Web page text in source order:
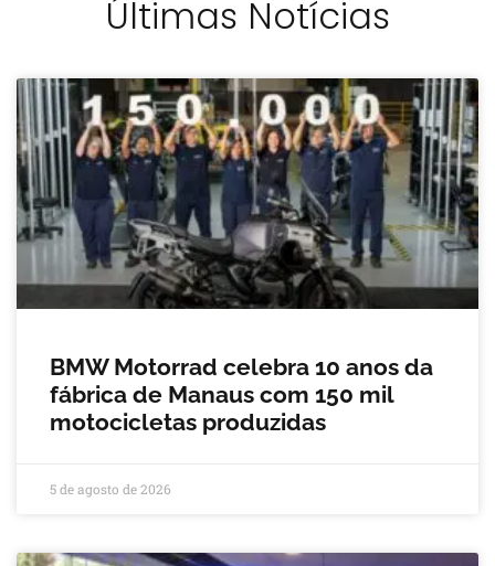
Últimas Notícias
BMW Motorrad celebra 10 anos da
fábrica de Manaus com 150 mil
motocicletas produzidas
5 de agosto de 2026